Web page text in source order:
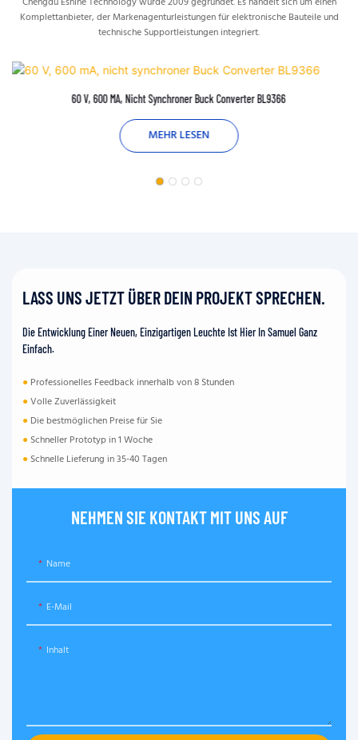
Komplettanbieter, der Markenagenturleistungen für elektronische Bauteile und
technische Supportleistungen integriert.
60 V, 600 MA, Nicht Synchroner Buck Converter BL9366
MEHR LESEN
LASS UNS JETZT ÜBER DEIN PROJEKT SPRECHEN.
Die Entwicklung Einer Neuen, Einzigartigen Leuchte Ist Hier In Samuel Ganz
Einfach.
● Professionelles Feedback innerhalb von 8 Stunden
●Volle Zuverlässigkeit
● Die bestmöglichen Preise für Sie
● Schneller Prototyp in 1 Woche
● Schnelle Lieferung in 35-40 Tagen
NEHMEN SIE KONTAKT MIT UNS AUF
Name
E-Mail
Inhalt